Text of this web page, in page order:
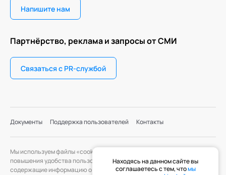
Напишите нам
Партнёрство, реклама и запросы от СМИ
Связаться с PR-службой
Документы Поддержка пользователей Контакты
Мы используем файлы «cookie» с целью персонализации сервисов и
повышения удобства пользования веб-сайтом. «Cookie» — файлы,
содержащие информацию о предыдущих посещениях веб-сайта. Если
Находясь на данном сайте вы
соглашаетесь с тем, чтомы